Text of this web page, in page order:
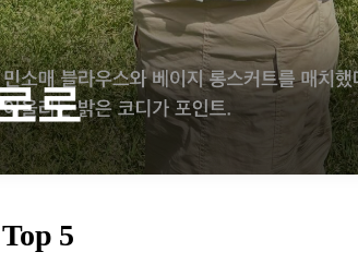
로
5